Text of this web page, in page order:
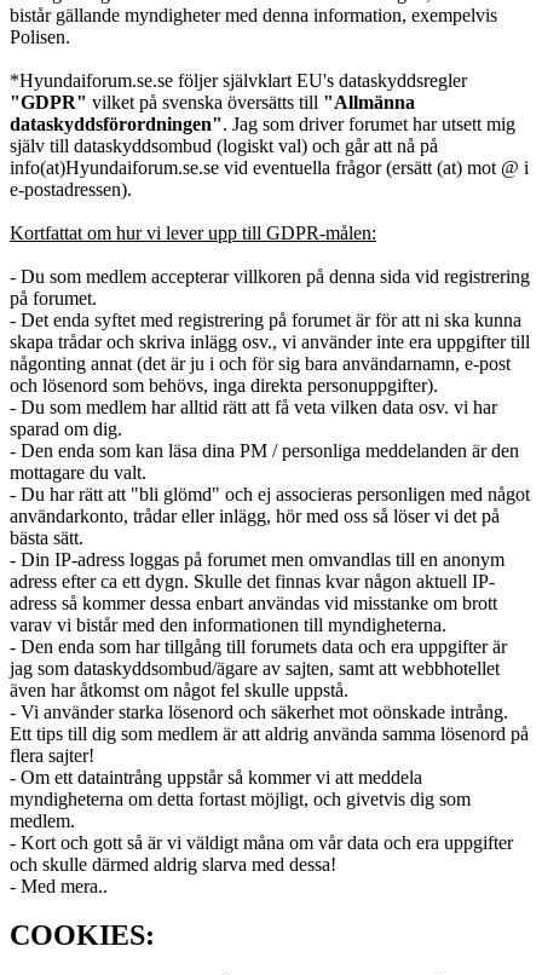
bistår gällande myndigheter med denna information, exempelvis
Polisen.
*Hyundaiforum.se.se följer självklart EU's dataskyddsregler
"GDPR" vilket på svenska översätts till "Allmänna
dataskyddsförordningen". Jag som driver forumet har utsett mig
själv till dataskyddsombud (logiskt val) och går att nå på
info(at)Hyundaiforum.se.se vid eventuella frågor (ersätt (at) mot @ i
e-postadressen).
Kortfattat om hur vi lever upp till GDPR-målen:
- Du som medlem accepterar villkoren på denna sida vid registrering
på forumet.
- Det enda syftet med registrering på forumet är för att ni ska kunna
skapa trådar och skriva inlägg osv., vi använder inte era uppgifter till
någonting annat (det är ju i och för sig bara användarnamn, e-post
och lösenord som behövs, inga direkta personuppgifter).
- Du som medlem har alltid rätt att få veta vilken data osv. vi har
sparad om dig.
- Den enda som kan läsa dina PM / personliga meddelanden är den
mottagare du valt.
- Du har rätt att "bli glömd" och ej associeras personligen med något
användarkonto, trådar eller inlägg, hör med oss så löser vi det på
bästa sätt.
- Din IP-adress loggas på forumet men omvandlas till en anonym
adress efter ca ett dygn. Skulle det finnas kvar någon aktuell IP-
adress så kommer dessa enbart användas vid misstanke om brott
varav vi bistår med den informationen till myndigheterna.
- Den enda som har tillgång till forumets data och era uppgifter är
jag som dataskyddsombud/ägare av sajten, samt att webbhotellet
även har åtkomst om något fel skulle uppstå.
- Vi använder starka lösenord och säkerhet mot oönskade intrång.
Ett tips till dig som medlem är att aldrig använda samma lösenord på
flera sajter!
- Om ett dataintrång uppstår så kommer vi att meddela
myndigheterna om detta fortast möjligt, och givetvis dig som
medlem.
- Kort och gott så är vi väldigt måna om vår data och era uppgifter
och skulle därmed aldrig slarva med dessa!
- Med mera..
COOKIES: